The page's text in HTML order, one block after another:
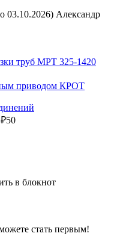
03.10.2026) Александр
труб МРТ 325-1420
приводом КРОТ
₽50
в блокнот
стать первым!